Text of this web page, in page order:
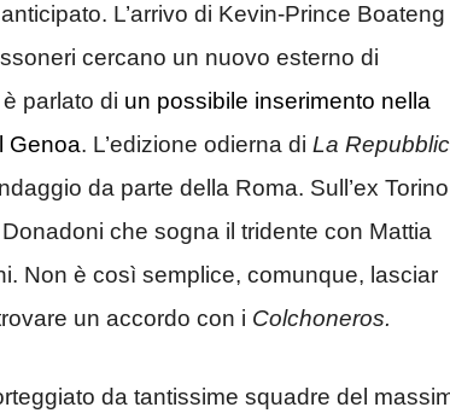
L’arrivo di Kevin-Prince Boateng
cercano un nuovo esterno di
parlato di un possibile inserimento nella
Genoa. L’edizione odierna di La
da parte della Roma. Sull’ex Torino
che sogna il tridente con Mattia
Non è così semplice, comunque, lasciar
un accordo con i Colchoneros.
da tantissime squadre del